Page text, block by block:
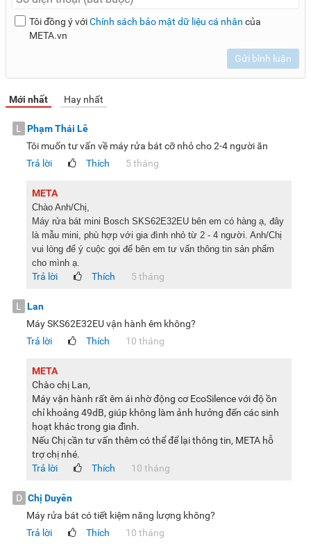
khoảng 0,61kWh điện và 0,8 lít nước để hoạt động hết 1 chu
kỳ.
Bosch SKS62E32EU được trang bị bảng điều khiển dạng nút
nhấn và xoay cho bạn lựa chọn chế độ rửa linh hoạt. Các
chương trình được thể hiện dưới dạng biểu tượng dễ hiểu, đi
kèm với đó là màn hình hiển thị giúp bạn quan sát dễ dàng
các cài đặt của máy trong thời gian thực.
Kết nối điện thoại, thao tác nhanh chóng
Máy rửa bát mini Bosch SKS62E32EU Series 4 có khả năng
kết nối và điều khiển thông qua điện thoại nhờ ứng dụng
Home Connect. Với tính năng này, người dùng có thể dễ
dàng điều chỉnh chương trình hoạt động của thiết bị từ xa
thông qua chiếc điện thoại thông minh của mình.
Cảm biến AquaStop tự động dừng khi có lỗi
Máy rửa bát để bàn Bosch SKS62E32EU được trang bị cảm
biến AquaStop tự ngắt nguồn nước khi phát hiện có hiện
tượng rò rỉ, vừa tiết kiệm nước sạch vừa đảm bảo an toàn
cho người sử dụng.
Tiện ích đa dạng
Máy rửa bát mini Bosch SKS62E32EU Series 4 được trang bị
khá nhiều tiện ích như:
Khoá trẻ em giúp tránh tình trạng trẻ nghịch phá làm thay
Hẹn giờ bắt đầu rửa (từ 1 - 24 tiếng)
động thời gian rửa hơn, phù hợp với những người bận rộn.
Tôi đồng ý vớiChính sách bảo mật dữ liệu cá nhân của
META.vn
Gửi bình luận
Mới nhất Hay nhất
L
Phạm Thái Lê
Tôi muốn tư vấn về máy rửa bát cỡ nhỏ cho 2-4 người ăn
Trả lời
Thích 5 tháng
META
Chào Anh/Chị,
Máy rửa bát mini Bosch SKS62E32EU bên em có hàng ạ, đây
là mẫu mini, phù hợp với gia đình nhỏ từ 2 - 4 người. Anh/Chị
vui lòng để ý cuộc gọi để bên em tư vấn thông tin sản phẩm
cho mình ạ.
Trả lời Thích 5 tháng
L
Lan
Máy SKS62E32EU vận hành êm không?
Trả lời
Thích 10 tháng
META
Chào chị Lan,
Máy vận hành rất êm ái nhờ động cơ EcoSilence với độ ồn
chỉ khoảng 49dB, giúp không làm ảnh hưởng đến các sinh
hoạt khác trong gia đình.
Nếu Chị cần tư vấn thêm có thể để lại thông tin, META hỗ
trợ chị nhé.
Trả lời
Thích 10 tháng
D Chị Duyên
Máy rửa bát có tiết kiệm năng lượng không?
Trả lời
Thích 10 tháng